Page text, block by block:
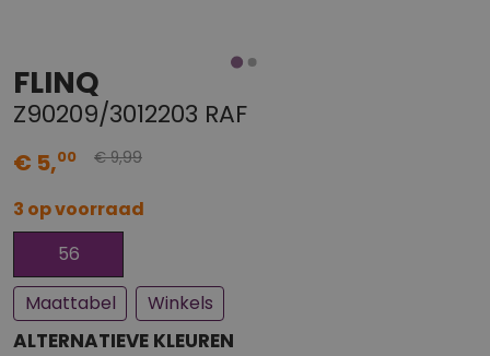
FLINQ
Z90209/3012203 RAF
€ 5,00 € 9,99
3 op voorraad
Bijna uitverkocht
56
Maattabel
Winkels
ALTERNATIEVE KLEUREN